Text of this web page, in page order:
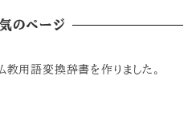
のページ
教用語変換辞書を作りました。